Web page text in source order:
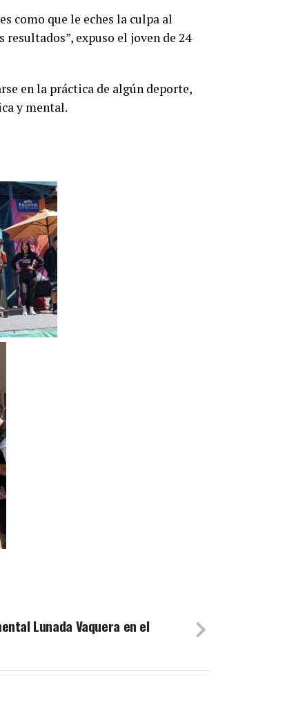
como que le eches la culpa al
resultados”, expuso el joven de 24
en la práctica de algún deporte,
y mental.
Lunada Vaquera en el